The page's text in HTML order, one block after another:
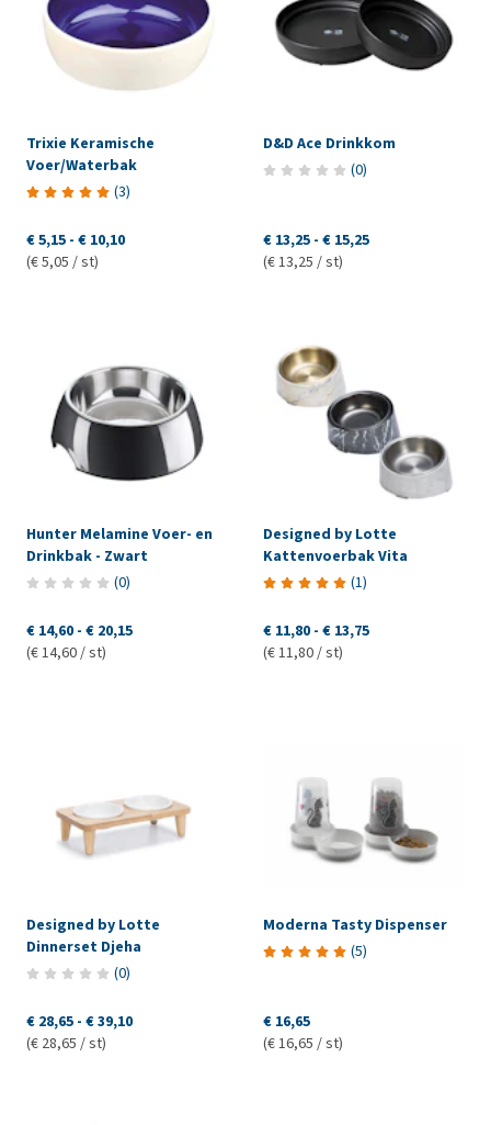
Trixie Keramische
Voer/Waterbak
(3)
€ 5,15 - € 10,10
(€ 5,05 / st)
D&D Ace Drinkkom
(0)
€ 13,25 - € 15,25
(€ 13,25 / st)
Hunter Melamine Voer- en
Drinkbak - Zwart
(0)
€ 14,60 - € 20,15
(€ 14,60 / st)
Designed by Lotte
Kattenvoerbak Vita
(1)
€ 11,80 - € 13,75
(€ 11,80 / st)
Designed by Lotte
Dinnerset Djeha
(0)
€ 28,65 - € 39,10
(€ 28,65 / st)
Moderna Tasty Dispenser
(5)
€ 16,65
(€ 16,65 / st)